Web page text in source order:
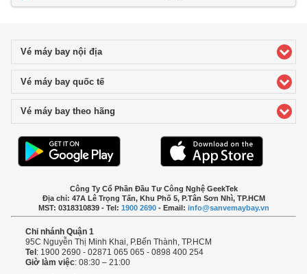
Vé máy bay nội địaclick to expand contents
Vé máy bay quốc tếclick to expand contents
Vé máy bay theo hãng
Công Ty Cổ Phần Đầu Tư Công Nghệ GeekTek
Địa chỉ: 47A Lê Trọng Tấn, Khu Phố 5, P.Tân Sơn Nhì, TP.HCM
MST: 0318310839 - Tel: 1900 2690- Email: info@sanvemaybay.vn
Chi nhánh Quận 1
95C Nguyễn Thị Minh Khai, P.Bến Thành, TP.HCM
Tel : 1900 2690 - 02871 065 065 - 0898 400 254
Giờ làm việc: 08:30 – 21:00